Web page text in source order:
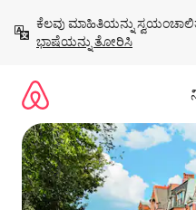
ಹೋಗಿ
ಕೆಲವು ಮಾಹಿತಿಯನ್ನು
ಭಾಷೆಯನ್ನು ತೋರಿಸಿ